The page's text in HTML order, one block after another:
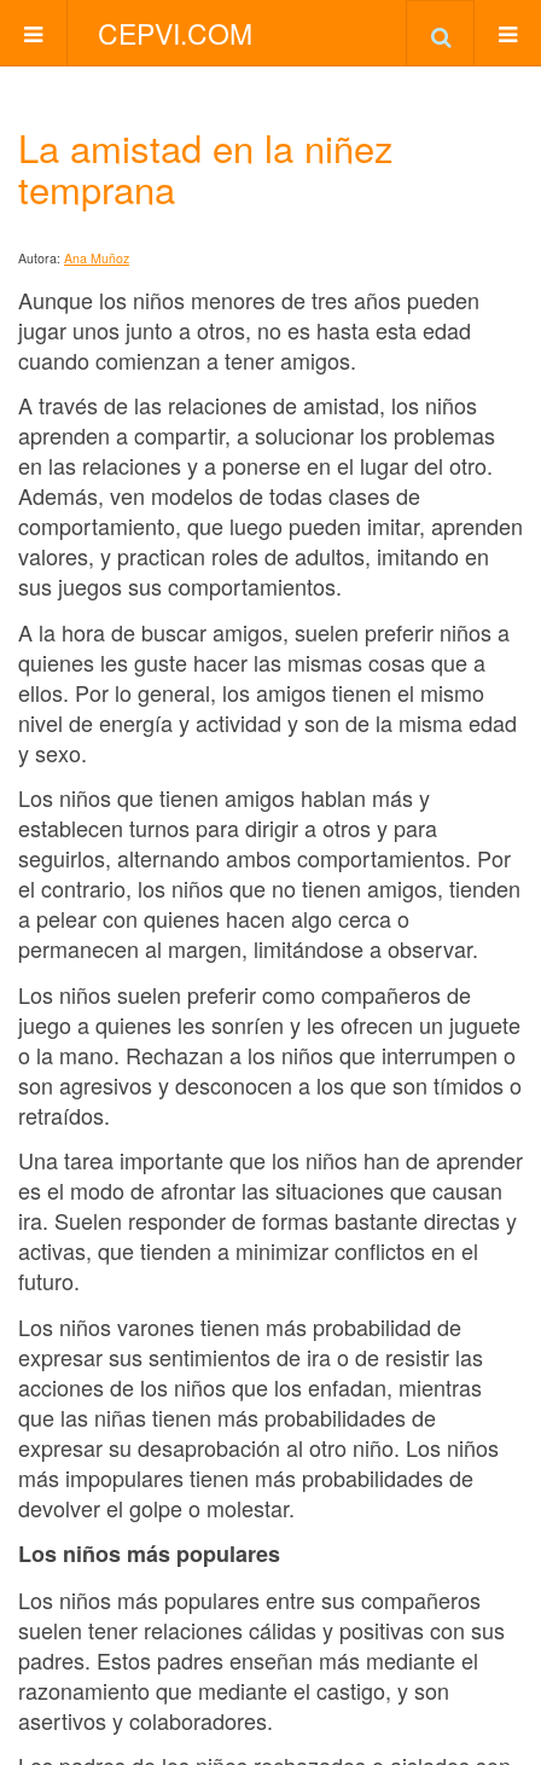
CEPVI.COM
La amistad en la niñez
temprana
Autora: Ana Muñoz
Aunque los niños menores de tres años pueden
jugar unos junto a otros, no es hasta esta edad
cuando comienzan a tener amigos.
A través de las relaciones de amistad, los niños
aprenden a compartir, a solucionar los problemas
en las relaciones y a ponerse en el lugar del otro.
Además, ven modelos de todas clases de
comportamiento, que luego pueden imitar, aprenden
valores, y practican roles de adultos, imitando en
sus juegos sus comportamientos.
A la hora de buscar amigos, suelen preferir niños a
quienes les guste hacer las mismas cosas que a
ellos. Por lo general, los amigos tienen el mismo
nivel de energía y actividad y son de la misma edad
y sexo.
Los niños que tienen amigos hablan más y
establecen turnos para dirigir a otros y para
seguirlos, alternando ambos comportamientos. Por
el contrario, los niños que no tienen amigos, tienden
a pelear con quienes hacen algo cerca o
permanecen al margen, limitándose a observar.
Los niños suelen preferir como compañeros de
juego a quienes les sonríen y les ofrecen un juguete
o la mano. Rechazan a los niños que interrumpen o
son agresivos y desconocen a los que son tímidos o
retraídos.
Una tarea importante que los niños han de aprender
es el modo de afrontar las situaciones que causan
ira. Suelen responder de formas bastante directas y
activas, que tienden a minimizar conflictos en el
futuro.
Los niños varones tienen más probabilidad de
expresar sus sentimientos de ira o de resistir las
acciones de los niños que los enfadan, mientras
que las niñas tienen más probabilidades de
expresar su desaprobación al otro niño. Los niños
más impopulares tienen más probabilidades de
devolver el golpe o molestar.
Los niños más populares
Los niños más populares entre sus compañeros
suelen tener relaciones cálidas y positivas con sus
padres. Estos padres enseñan más mediante el
razonamiento que mediante el castigo, y son
asertivos y colaboradores.